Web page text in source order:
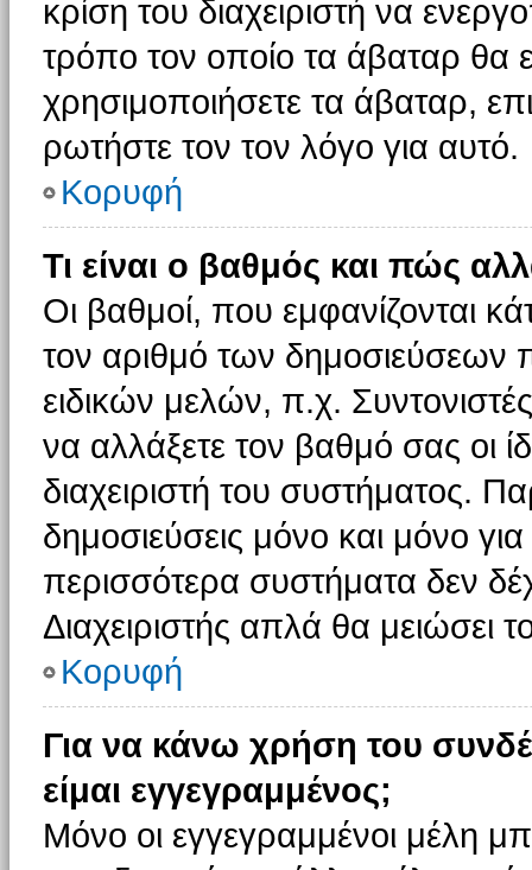
κρίση του διαχειριστή να
τρόπο τον οποίο τα άβαταρ θα
χρησιμοποιήσετε τα άβαταρ,
ρωτήστε τον τον λόγο για αυτό.
Κορυφή
Τι είναι ο βαθμός και πώς
Οι βαθμοί, που εμφανίζονται
τον αριθμό των δημοσιεύσεων
ειδικών μελών, π.χ.
να αλλάξετε τον βαθμό σας οι
διαχειριστή του συστήματος.
δημοσιεύσεις μόνο και μόνο
περισσότερα συστήματα δεν
Διαχειριστής απλά θα μειώσει
Κορυφή
Για να κάνω χρήση του
είμαι εγγεγραμμένος;
Μόνο οι εγγεγραμμένοι μέλη